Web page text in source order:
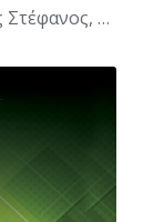
Λεωφόρος Κρυονερίου 2, Άγιος Στέφανος, Ελλάδα